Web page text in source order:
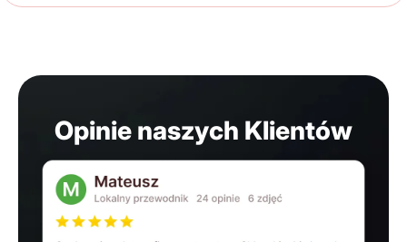
Opinie naszych Klientów